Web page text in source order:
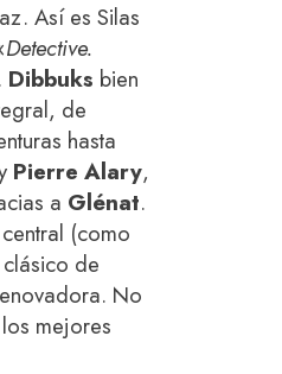
Así es Silas
Detective.
Dibbuks bien
de
hasta
Pierre Alary,
a Glénat.
(como
de
No
mejores